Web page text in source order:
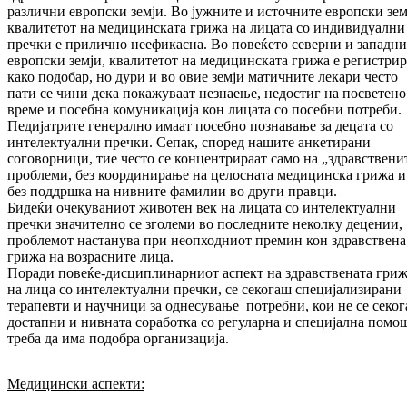
различни европски земји. Во јужните и источните европски
квалитетот на медицинската грижа на лицата со индивидуални
пречки е прилично неефикасна. Во повеќето северни и западни
европски земји, квалитетот на медицинската грижа е
како подобар, но дури и во овие земји матичните лекари често
пати се чини дека покажуваат незнаење, недостиг на посветено
време и посебна комуникација кон лицата со посебни потреби.
Педијатрите генерално имаат посебно познавање за децата со
интелектуални пречки. Сепак, според нашите анкетирани
соговорници, тие често се концентрираат само на
проблеми, без координирање на целосната медицинска грижа и
без поддршка на нивните фамилии во други правци.
Бидеќи очекуваниот животен век на лицата со интелектуални
пречки значително се зголеми во последните неколку децении,
проблемот настанува при неопходниот премин кон здравствена
грижа на возрасните лица.
Поради повеќе-дисциплинарниот аспект на здравствената
на лица со интелектуални пречки, се секогаш специјализирани
терапевти и научници за однесување потребни, кои не се
достапни и нивната соработка со регуларна и специјална
треба да има подобра организација.
Медицински аспекти: